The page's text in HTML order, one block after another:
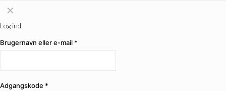
✕
Log ind
Brugernavn eller e-mail *
Adgangskode *